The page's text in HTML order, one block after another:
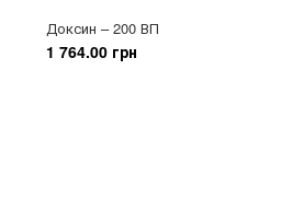
Доксин – 200 ВП
1 764.00 грн